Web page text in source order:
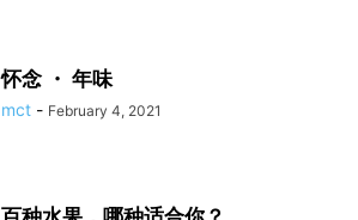
怀念 ・ 年味
mct - February 4, 2021